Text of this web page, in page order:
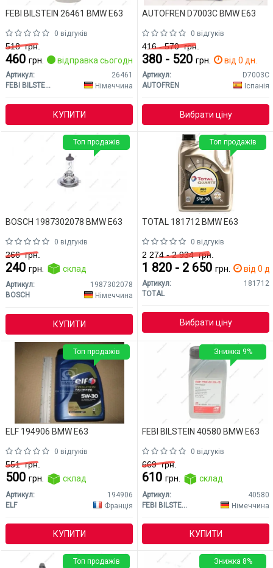
FEBI BILSTEIN 26461 BMW E63
0 відгуків
518грн.
460 грн. відправка сьогодні
Артикул:
26461
FEBI BILSTEIN
Німеччина
КУПИТИ
AUTOFREN D7003C BMW E63
0 відгуків
416 - 570грн.
380 - 520 грн. від 0 дн.
Артикул:
D7003C
AUTOFREN
Іспанія
Вибрати ціну
BOSCH 1987302078 BMW E63
0 відгуків
266грн.
240 грн. склад
Артикул:
1987302078
BOSCH
Німеччина
КУПИТИ
Топ продажів
TOTAL 181712 BMW E63
0 відгуків
2 274 - 2 934грн.
1 820 - 2 650 грн. від 0
Артикул:
181712
TOTAL
Вибрати ціну
Топ продажів
ELF 194906 BMW E63
0 відгуків
551грн.
500 грн. склад
Артикул:
194906
ELF
Франція
КУПИТИ
Топ продажів
FEBI BILSTEIN 40580 BMW E63
0 відгуків
669грн.
610 грн. склад
Артикул:
40580
FEBI BILSTEIN
Німеччина
КУПИТИ
Знижка 9%
Топ продажів Знижка 8%